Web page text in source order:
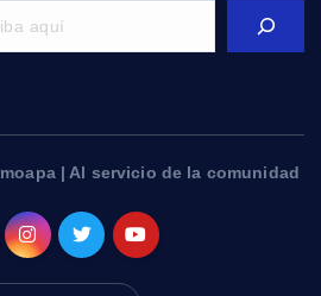
| Al servicio de la comunidad